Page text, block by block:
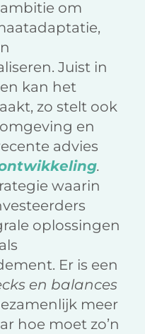
om
Juist in
kan het
zo stelt ook
en
advies
.
waarin
oplossingen
Er is een
en balances
meer
hoe moet zo’n